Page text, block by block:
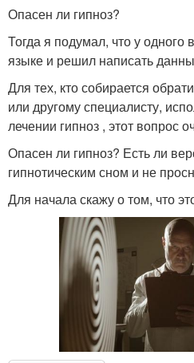
Опасен ли гипноз?
Тогда я подумал, что у одного
языке и решил написать
Для тех, кто собирается
или другому специалисту,
лечении гипноз , этот вопрос
Опасен ли гипноз? Есть ли
гипнотическим сном и не
Для начала скажу о том, что